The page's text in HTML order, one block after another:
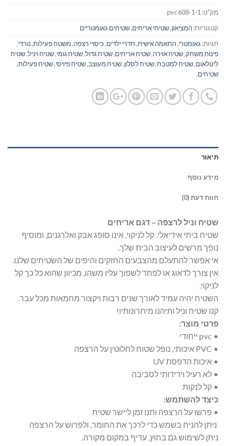
מק"ט: pvc 608-1-1
קטגוריות:המציאון,שטיחי אריחים,שטיחים גאומטריים
תגיות: גאומטרי,התאמה אישית,חדרי ילדים,כיסויי רצפה,משטח פעילות,נורדי,
פינות משחק,שטיח אוירה,שטיח אריחים,שטיח גדול,שטיח גומי,שטיח ויניל,שטיח
לינולאום,שטיח למטבח,שטיח לסלון,שטיח מעוצב,שטיח פיויסי,שטיח פעילות,
שטיחים.
תיאור
מידע נוסף
חוות דעת (0)
שטיח וניל לרצפה – דגם אריחים
שטיח ביתי אידיאלי. קל לניקוי, אינו סופג אבק ואלרגנים, ומוסיף
נופך מרשים לעיצוב הבית שלך.
אי אפשר להתעלם מהצבעים החזקים והיפים של השטיחים שלנו.
אין צורך לדאוג או לפחד לשפוך עליו משהו, מכיוון שהוא כל כך קל
לניקוי.
השטיח יהיה עמיד לאורך שנים רבות ויקצור מחמאות מכל עבר.
קנו שטיח וניל ותיהנו מיתרונותיו!
פרטי מוצר:
• pvc ייחודי
• PVC איכותי, נופל שטוח לחלוטין על הרצפה
• איכות הדפסת UV
• לא רעיל וידידותי לסביבה
• קל לנקות
כיצד להשתמש:
• פרשו על הרצפה ותנו זמן ליישר שטיח
ניתן להניח בשמש כדי לרכך את החומר, ולפרוש על הרצפה
ניתן לשימוש גם בחוץ, עדיף במקום מקורה.